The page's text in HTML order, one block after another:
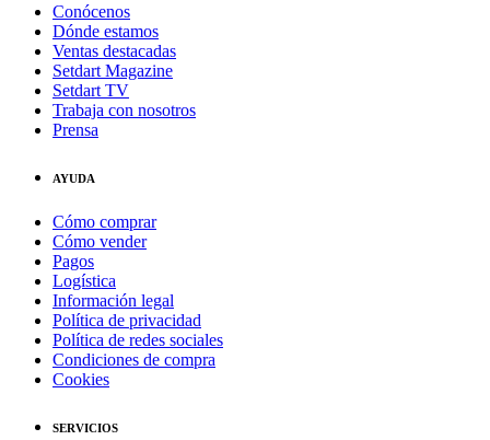
Conócenos
Dónde estamos
Ventas destacadas
Setdart Magazine
Setdart TV
Trabaja con nosotros
Prensa
AYUDA
Cómo comprar
Cómo vender
Pagos
Logística
Información legal
Política de privacidad
Política de redes sociales
Condiciones de compra
Cookies
SERVICIOS